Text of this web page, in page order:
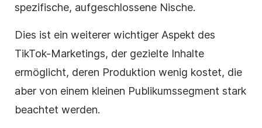
spezifische, aufgeschlossene Nische.
Dies ist ein weiterer wichtiger Aspekt des
TikTok-Marketings, der gezielte Inhalte
ermöglicht, deren Produktion wenig kostet, die
aber von einem kleinen Publikumssegment stark
beachtet werden.